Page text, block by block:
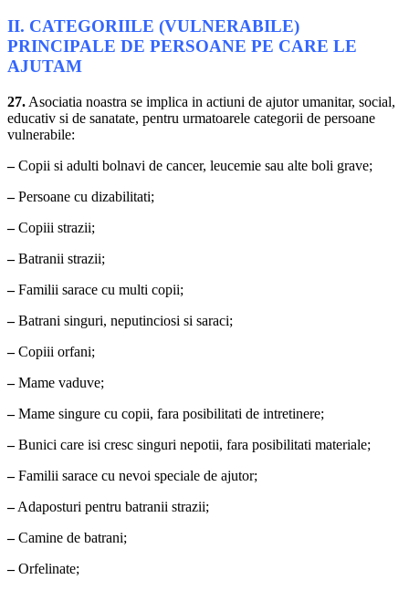
II. CATEGORIILE (VULNERABILE)
PRINCIPALE DE PERSOANE PE CARE LE
AJUTAM
27. Asociatia noastra se implica in actiuni de ajutor umanitar, social,
educativ si de sanatate, pentru urmatoarele categorii de persoane
vulnerabile:
–Copii si adulti bolnavi de cancer, leucemie sau alte boli grave;
–Persoane cu dizabilitati;
–Copiii strazii;
–Batranii strazii;
–Familii sarace cu multi copii;
–Batrani singuri, neputinciosi si saraci;
–Copiii orfani;
–Mame vaduve;
–Mame singure cu copii, fara posibilitati de intretinere;
–Bunici care isi cresc singuri nepotii, fara posibilitati materiale;
–Familii sarace cu nevoi speciale de ajutor;
–Adaposturi pentru batranii strazii;
–Camine de batrani;
–Orfelinate;